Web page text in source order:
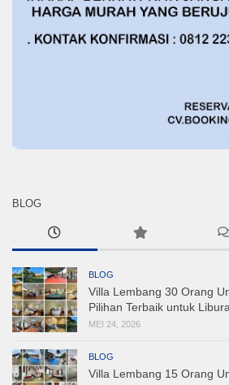
BLOG
BLOG
Villa Lembang 30 Orang
Pilihan Terbaik untuk
MEI 24, 2026
BLOG
Villa Lembang 15 Orang